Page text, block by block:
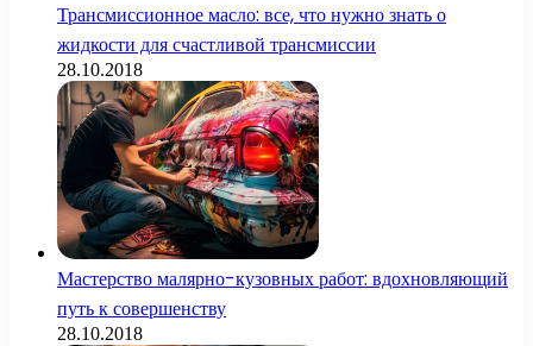
Трансмиссионное масло: все, что нужно знать о
жидкости для счастливой трансмиссии
28.10.2018
Мастерство малярно-кузовных работ: вдохновляющий
путь к совершенству
28.10.2018